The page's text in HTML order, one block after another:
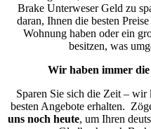
Brake Unterweser Geld zu
daran, Ihnen die besten
Wohnung haben oder ein
besitzen, was
Wir haben immer
Sparen Sie sich die Zeit – wir
besten Angebote erhalten.
uns noch heute, um Ihren